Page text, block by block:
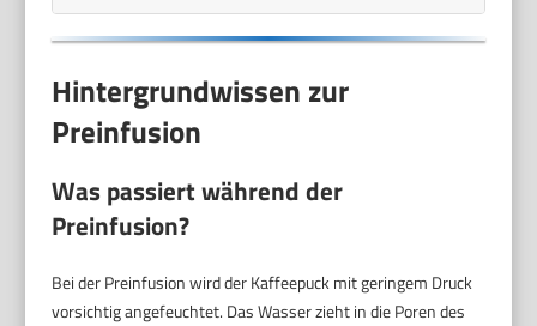
Hintergrundwissen zur
Preinfusion
Was passiert während der
Preinfusion?
Bei der Preinfusion wird der Kaffeepuck mit geringem Druck
vorsichtig angefeuchtet. Das Wasser zieht in die Poren des